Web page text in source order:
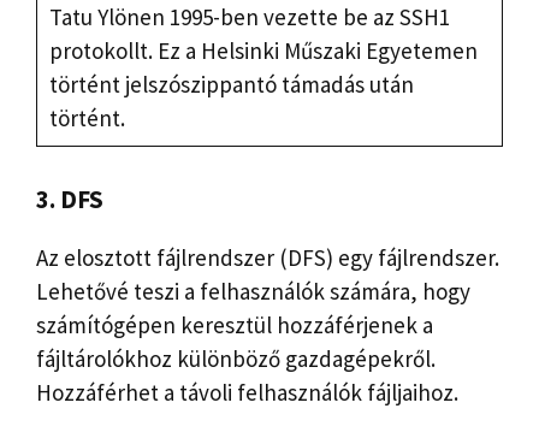
Tatu Ylönen 1995-ben vezette be az SSH1
protokollt. Ez a Helsinki Műszaki Egyetemen
történt jelszószippantó támadás után
történt.
3. DFS
Az elosztott fájlrendszer (DFS) egy fájlrendszer.
Lehetővé teszi a felhasználók számára, hogy
számítógépen keresztül hozzáférjenek a
fájltárolókhoz különböző gazdagépekről.
Hozzáférhet a távoli felhasználók fájljaihoz.